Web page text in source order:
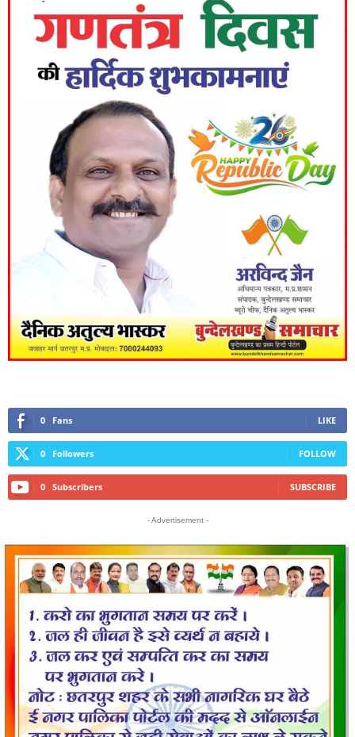
0 Fans LIKE
0 Followers FOLLOW
0 Subscribers SUBSCRIBE
- Advertisement -